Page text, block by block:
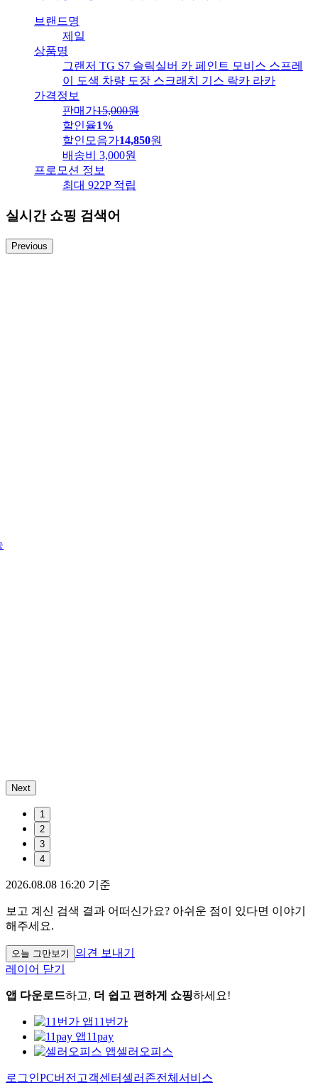
브랜드명
제일
상품명
그랜저 TG S7 슬릭실버 카 페인트 모비스 스프레
이 도색 차량 도장 스크래치 기스 락카 라카
가격정보
판매가15,000원
할인율1%
할인모음가14,850원
배송비
3,000원
프로모션 정보
최대 922P 적립
실시간 쇼핑 검색어
Previous
Next
1
2
3
4
2026.08.08 16:20 기준
보고 계신 검색 결과 어떠신가요? 아쉬운 점이 있다면 이야기
해주세요.
오늘 그만보기
의견 보내기
레이어 닫기
앱 다운로드하고, 더 쉽고 편하게 쇼핑하세요!
11번가
11pay
셀러오피스
로그인PC버전 고객센터셀러존전체서비스